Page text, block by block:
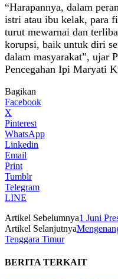
“Harapannya, dalam
istri atau ibu kelak, para
turut mewarnai dan
korupsi, baik untuk diri
dalam masyarakat”, ujar
Pencegahan Ipi Maryati
Bagikan
Facebook
X
Pinterest
WhatsApp
Linkedin
Email
Print
Tumblr
Telegram
LINE
Artikel Sebelumnya1 Juni
Artikel Selanjutnya
Tenggara Timur
BERITA TERKAIT